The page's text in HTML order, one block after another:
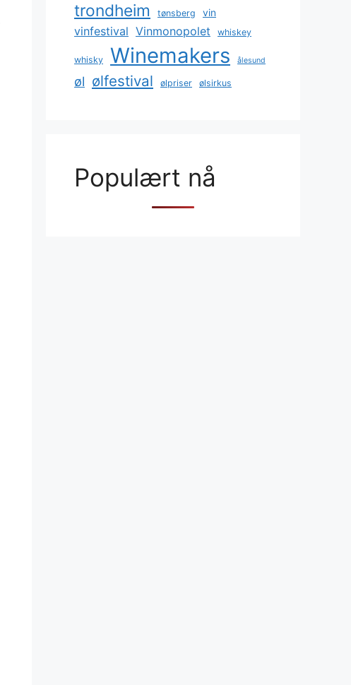
trondheim tønsberg vin
vinfestival Vinmonopolet whiskey
whisky Winemakers ålesund
øl ølfestival ølpriser ølsirkus
Populært nå